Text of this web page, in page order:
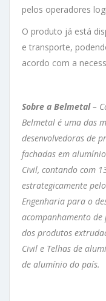
pelos operadores
O produto já está
e transporte,
acordo com a
Sobre a Belmetal–
Belmetal é uma das
desenvolvedoras de
fachadas em
Civil, contando com
estrategicamente
Engenharia para o
acompanhamento
dos produtos
Civil e Telhas de
de alumínio do país.